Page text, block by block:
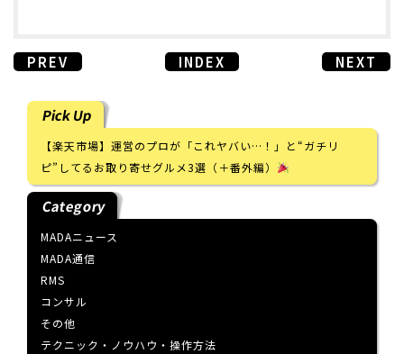
PREV INDEX NEXT
Pick Up
【楽天市場】運営のプロが「これヤバい…！」と“ガチリ
ピ”してるお取り寄せグルメ3選（＋番外編）
Category
MADAニュース
MADA通信
RMS
コンサル
その他
テクニック・ノウハウ・操作方法